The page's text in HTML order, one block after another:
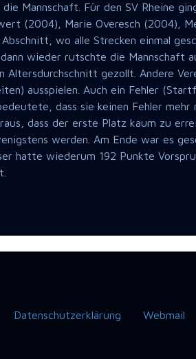
Mannschaft. Für den SV Rheine
(2004), Marie Overesch (2004),
wo alle Strecken einmal
wieder rutschte die Mannschaft
gezollt. Andere
ausspielen. Auch ein Fehler
dass sie keinen Fehler
dass der erste Platz kaum zu
werden. Am Ende war es
hatte wiederum 192 Punkte
Datenschutzerklärung Webmail